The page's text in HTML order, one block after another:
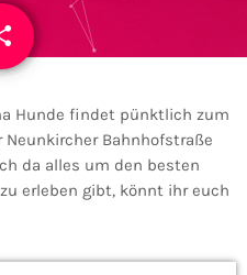
Hunde findet pünktlich zum
Bahnhofstraße
da alles um den besten
erleben gibt, könnt ihr euch